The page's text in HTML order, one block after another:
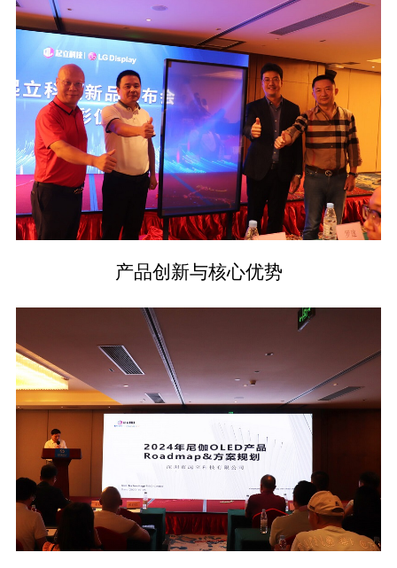
产品创新与核心优势